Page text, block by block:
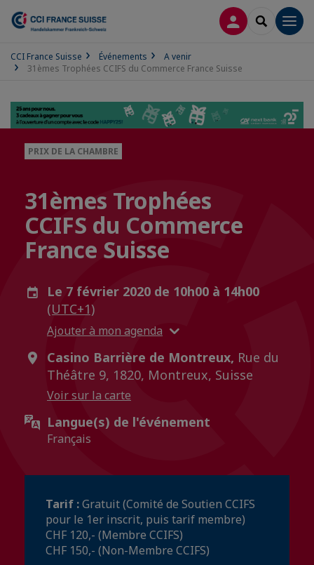
CONNEXION
CCI France Suisse Événements
A venir
31èmes Trophées CCIFS du Commerce France Suisse
PRIX DE LA CHAMBRE
31èmes Trophées
CCIFS du Commerce
France Suisse
Le 7 février 2020 de 10h00 à 14h00
(UTC+1)
Ajouter à mon agenda
Casino Barrière de Montreux, Rue du
Théâtre 9, 1820, Montreux, Suisse
Voir sur la carte
Langue(s) de l'événement
Français
Tarif :Gratuit (Comité de Soutien CCIFS
pour le 1er inscrit, puis tarif membre)
CHF 120,- (Membre CCIFS)
CHF 150,- (Non-Membre CCIFS)